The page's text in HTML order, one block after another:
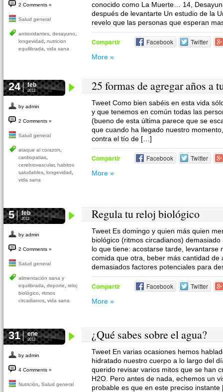
2 Comments »
Salud general
antioxidantes desayuno
longevidad
nutricion
equilibrada
vida sana
conocido como La Muerte… 14,
después de levantarte Un estudio de la
revelo que las personas que esperan
Compartir Facebook Twitter
More »
24 feb
2012
by admin
2 Comments »
Salud general
ataque al corazon
cardiopatias
cerebrovascular, habitos
saludables longevidad
vida sana
25 formas de agregar años a
Tweet Como bien sabéis en esta vida
y que tenemos en común todas las
(bueno de esta última parece que se
que cuando ha llegado nuestro
contra el tío de […]
Compartir Facebook Twitter
More »
5 feb
2012
by admin
2 Comments »
Salud general
alimentación sana y
equilibrada
deporte
reloj
biológico
ritmos
circadianos vida sana
Regula tu reloj biológico
Tweet Es domingo y quien más quien
biológico (ritmos circadianos)
lo que tiene: acostarse tarde, levantarse
comida que otra, beber más cantidad
demasiados factores potenciales para
Compartir Facebook Twitter
More »
31 ene
2012
by admin
4 Comments »
Nutrición Salud general
¿Qué sabes sobre el agua?
Tweet En varias ocasiones hemos
hidratado nuestro cuerpo a lo largo del
querido revisar varios mitos que se han
H2O. Pero antes de nada, echemos un
probable es que en este preciso